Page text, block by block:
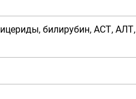
билирубин, АСТ, АЛТ,